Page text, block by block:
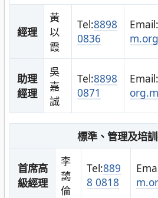
經理
黃
以
霞
Tel:8898
0836
Email:
助理
經理
吳
嘉
誠
Tel:8898
0871
Email:
標準、管理及培
首席高
級經理
李
藹
倫
Tel:889
8 0818